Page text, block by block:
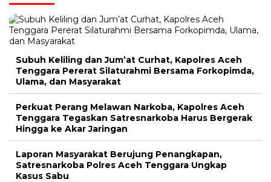
Subuh Keliling dan Jum’at Curhat, Kapolres Aceh
Tenggara Pererat Silaturahmi Bersama Forkopimda,
Ulama, dan Masyarakat
Perkuat Perang Melawan Narkoba, Kapolres Aceh
Tenggara Tegaskan Satresnarkoba Harus Bergerak
Hingga ke Akar Jaringan
Laporan Masyarakat Berujung Penangkapan,
Satresnarkoba Polres Aceh Tenggara Ungkap
Kasus Sabu